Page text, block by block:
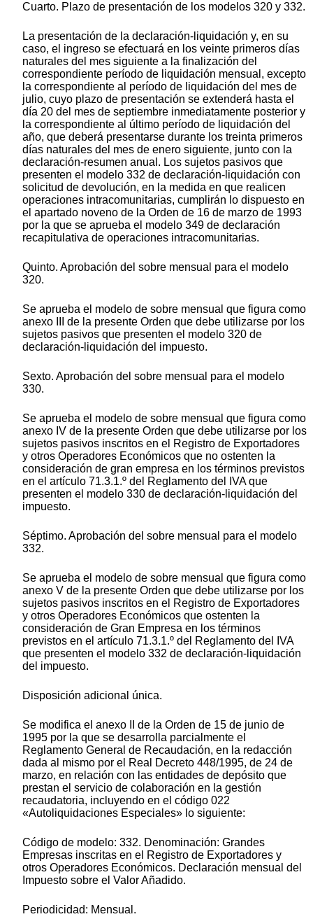
Cuarto. Plazo de presentación de los modelos 320 y 332.
La presentación de la declaración-liquidación y, en su
caso, el ingreso se efectuará en los veinte primeros días
naturales del mes siguiente a la finalización del
correspondiente período de liquidación mensual, excepto
la correspondiente al período de liquidación del mes de
julio, cuyo plazo de presentación se extenderá hasta el
día 20 del mes de septiembre inmediatamente posterior y
la correspondiente al último período de liquidación del
año, que deberá presentarse durante los treinta primeros
días naturales del mes de enero siguiente, junto con la
declaración-resumen anual. Los sujetos pasivos que
presenten el modelo 332 de declaración-liquidación con
solicitud de devolución, en la medida en que realicen
operaciones intracomunitarias, cumplirán lo dispuesto en
el apartado noveno de la Orden de 16 de marzo de 1993
por la que se aprueba el modelo 349 de declaración
recapitulativa de operaciones intracomunitarias.
Quinto. Aprobación del sobre mensual para el modelo
320.
Se aprueba el modelo de sobre mensual que figura como
anexo III de la presente Orden que debe utilizarse por los
sujetos pasivos que presenten el modelo 320 de
declaración-liquidación del impuesto.
Sexto. Aprobación del sobre mensual para el modelo
330.
Se aprueba el modelo de sobre mensual que figura como
anexo IV de la presente Orden que debe utilizarse por los
sujetos pasivos inscritos en el Registro de Exportadores
y otros Operadores Económicos que no ostenten la
consideración de gran empresa en los términos previstos
en el artículo 71.3.1.º del Reglamento del IVA que
presenten el modelo 330 de declaración-liquidación del
impuesto.
Séptimo. Aprobación del sobre mensual para el modelo
332.
Se aprueba el modelo de sobre mensual que figura como
anexo V de la presente Orden que debe utilizarse por los
sujetos pasivos inscritos en el Registro de Exportadores
y otros Operadores Económicos que ostenten la
consideración de Gran Empresa en los términos
previstos en el artículo 71.3.1.º del Reglamento del IVA
que presenten el modelo 332 de declaración-liquidación
del impuesto.
Disposición adicional única.
Se modifica el anexo II de la Orden de 15 de junio de
1995 por la que se desarrolla parcialmente el
Reglamento General de Recaudación, en la redacción
dada al mismo por el Real Decreto 448/1995, de 24 de
marzo, en relación con las entidades de depósito que
prestan el servicio de colaboración en la gestión
recaudatoria, incluyendo en el código 022
«Autoliquidaciones Especiales» lo siguiente:
Código de modelo: 332. Denominación: Grandes
Empresas inscritas en el Registro de Exportadores y
otros Operadores Económicos. Declaración mensual del
Impuesto sobre el Valor Añadido.
Periodicidad: Mensual.